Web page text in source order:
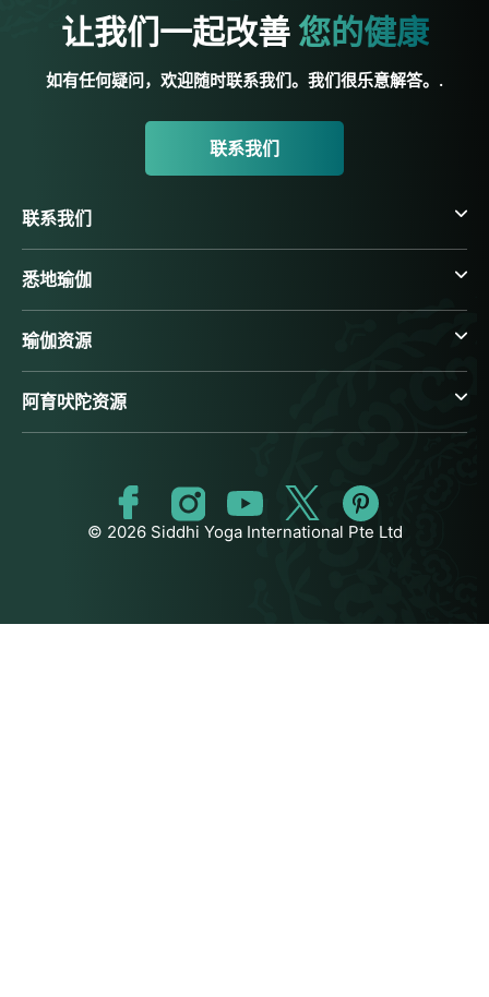
让我们一起改善 您的健康
如有任何疑问，欢迎随时联系我们。我们很乐意解答。.
联系我们
联系我们
悉地瑜伽
瑜伽资源
阿育吠陀资源
© 2026 Siddhi Yoga International Pte Ltd